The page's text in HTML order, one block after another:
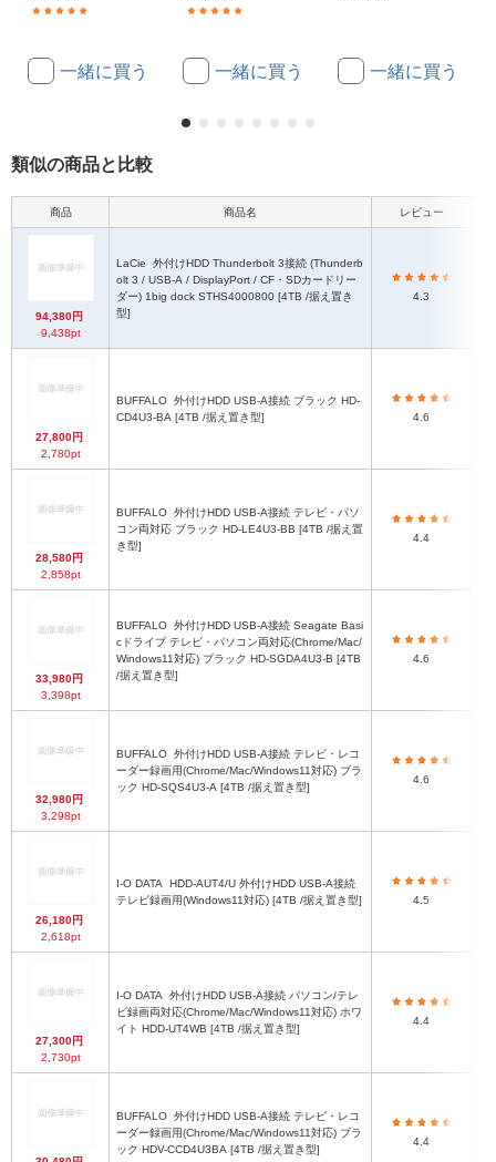
一緒に買う 一緒に買う 一緒に買う
類似の商品と比較
商品 商品名 レビュー
94,380円
9,438pt
LaCie
olt 3 / USB-A / DisplayPort / CF・SDカードリー
ダー) 1big dock STHS4000800 [4TB /据え置き
型]
4.3
27,800円
2,780pt
BUFFALO
CD4U3-BA [4TB /据え置き型]
4.6
28,580円
2,858pt
BUFFALO
コン両対応 ブラック HD-LE4U3-BB [4TB /据え置
き型]
4.4
33,980円
3,398pt
BUFFALO
cドライブ テレビ・パソコン両対応(Chrome/Mac/
Windows11対応) ブラック HD-SGDA4U3-B [4TB
/据え置き型]
4.6
32,980円
3,298pt
BUFFALO
ーダー録画用(Chrome/Mac/Windows11対応) ブラ
ック HD-SQS4U3-A [4TB /据え置き型]
4.6
26,180円
2,618pt
I-O DATA
テレビ録画用(Windows11対応) [4TB /据え置き型]
4.5
27,300円
2,730pt
I-O DATA
ビ録画両対応(Chrome/Mac/Windows11対応) ホワ
イト HDD-UT4WB [4TB /据え置き型]
4.4
BUFFALO
ーダー録画用(Chrome/Mac/Windows11対応) ブラ
ック HDV-CCD4U3BA [4TB /据え置き型]
4.4